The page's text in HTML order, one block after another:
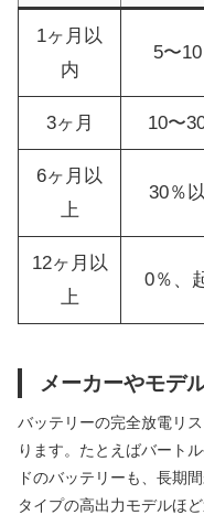
1ヶ月以
内
5〜
3ヶ月 10〜
6ヶ月以
上
30％
12ヶ月以
上
0％、
メーカーやモデ
バッテリーの完全放電リ
ります。たとえばバート
ドのバッテリーも、長期
タイプの高出力モデルほ